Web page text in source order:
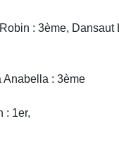
: 3ème, Dansaut
Anabella : 3ème
: 1er,